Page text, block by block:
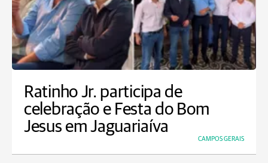
Ratinho Jr. participa de
celebração e Festa do Bom
Jesus em Jaguariaíva
CAMPOS GERAIS